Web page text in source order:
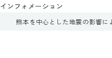
インフォメーション
熊本を中心とした地震の影響に